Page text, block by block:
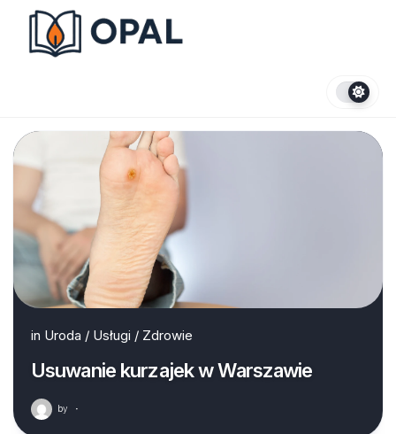
content
in Uroda / Usługi / Zdrowie
Usuwanie kurzajek w Warszawie
by ·